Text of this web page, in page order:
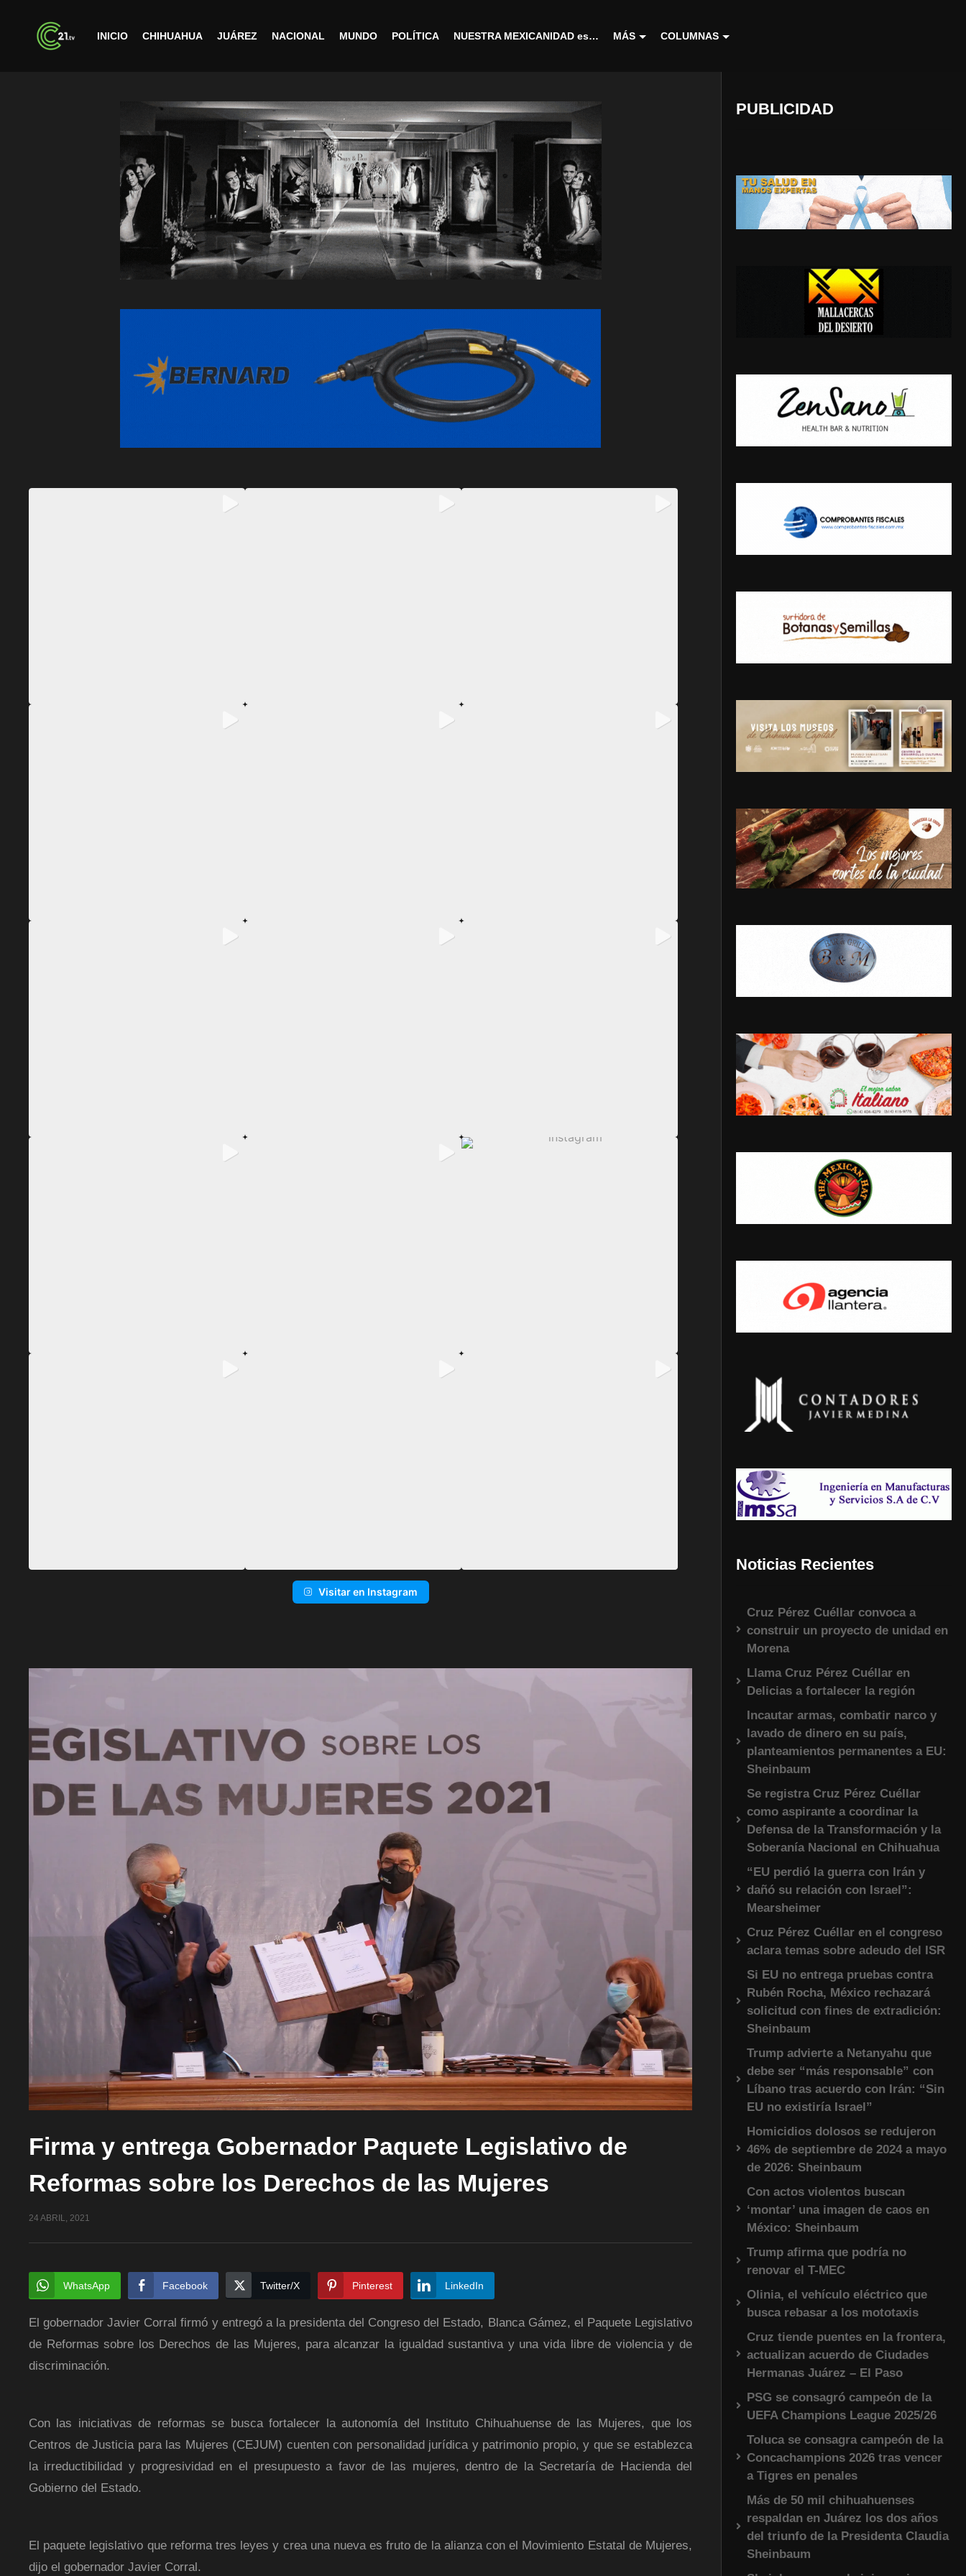
INICIO CHIHUAHUA JUÁREZ NACIONAL MUNDO POLÍTICA NUESTRA MEXICANIDAD es… MÁS COLUMNAS
Visitar en Instagram
Firma y entrega Gobernador Paquete Legislativo de
Reformas sobre los Derechos de las Mujeres
24 ABRIL, 2021
WhatsApp Facebook Twitter/X Pinterest LinkedIn
El gobernador Javier Corral firmó y entregó a la presidenta del Congreso del Estado, Blanca Gámez, el Paquete Legislativo
de Reformas sobre los Derechos de las Mujeres, para alcanzar la igualdad sustantiva y una vida libre de violencia y de
discriminación.
Con las iniciativas de reformas se busca fortalecer la autonomía del Instituto Chihuahuense de las Mujeres, que los
Centros de Justicia para las Mujeres (CEJUM) cuenten con personalidad jurídica y patrimonio propio, y que se establezca
la irreductibilidad y progresividad en el presupuesto a favor de las mujeres, dentro de la Secretaría de Hacienda del
Gobierno del Estado.
El paquete legislativo que reforma tres leyes y crea una nueva es fruto de la alianza con el Movimiento Estatal de Mujeres,
dijo el gobernador Javier Corral.
PUBLICIDAD
Noticias Recientes
Cruz Pérez Cuéllar convoca a
construir un proyecto de unidad en
Morena
Llama Cruz Pérez Cuéllar en
Delicias a fortalecer la región
Incautar armas, combatir narco y
lavado de dinero en su país,
planteamientos permanentes a EU:
Sheinbaum
Se registra Cruz Pérez Cuéllar
como aspirante a coordinar la
Defensa de la Transformación y la
Soberanía Nacional en Chihuahua
“EU perdió la guerra con Irán y
dañó su relación con Israel”:
Mearsheimer
Cruz Pérez Cuéllar en el congreso
aclara temas sobre adeudo del ISR
Si EU no entrega pruebas contra
Rubén Rocha, México rechazará
solicitud con fines de extradición:
Sheinbaum
Trump advierte a Netanyahu que
debe ser “más responsable” con
Líbano tras acuerdo con Irán: “Sin
EU no existiría Israel”
Homicidios dolosos se redujeron
46% de septiembre de 2024 a mayo
de 2026: Sheinbaum
Con actos violentos buscan
‘montar’ una imagen de caos en
México: Sheinbaum
Trump afirma que podría no
renovar el T-MEC
Olinia, el vehículo eléctrico que
busca rebasar a los mototaxis
Cruz tiende puentes en la frontera,
actualizan acuerdo de Ciudades
Hermanas Juárez – El Paso
PSG se consagró campeón de la
UEFA Champions League 2025/26
Toluca se consagra campeón de la
Concachampions 2026 tras vencer
a Tigres en penales
Más de 50 mil chihuahuenses
respaldan en Juárez los dos años
del triunfo de la Presidenta Claudia
Sheinbaum